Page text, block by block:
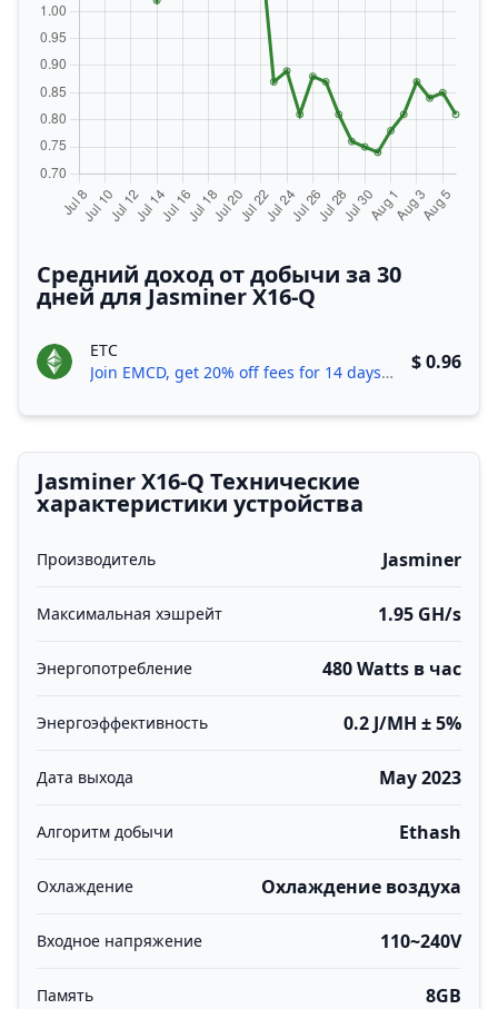
Средний доход от добычи за 30
дней для Jasminer X16-Q
ETC
Join EMCD, get 20% off fees for 14 days!
$ 0.96
Jasminer X16-Q Технические
характеристики устройства
Производитель Jasminer
Максимальная хэшрейт 1.95 GH/s
Энергопотребление 480 Watts в час
Энергоэффективность 0.2 J/MH ± 5%
Дата выхода May 2023
Алгоритм добычи Ethash
Охлаждение Охлаждение воздуха
Входное напряжение 110~240V
Память 8GB